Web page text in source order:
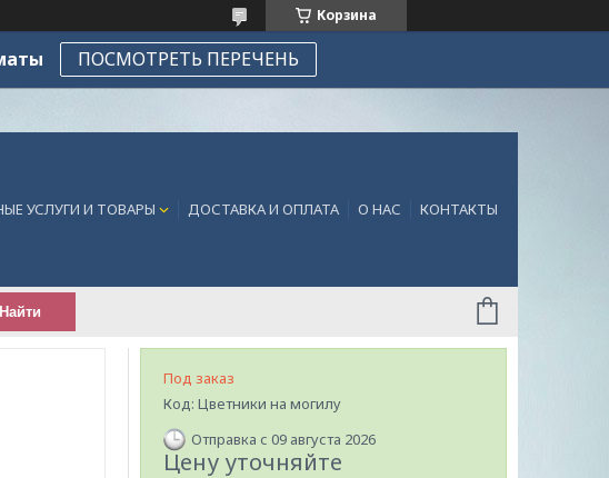
Корзина
ПОСМОТРЕТЬ ПЕРЕЧЕНЬ
УСЛУГИ И ТОВАРЫ ДОСТАВКА И ОПЛАТА О НАС КОНТАКТЫ
Найти
Под заказ
Код: Цветники на могилу
Отправка с 09 августа 2026
Цену уточняйте